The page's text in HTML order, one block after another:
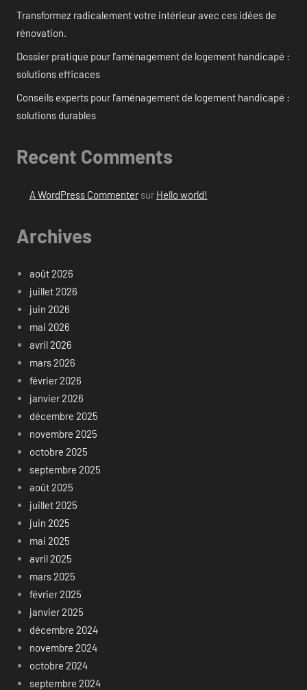
Transformez radicalement votre intérieur avec ces idées de
rénovation.
Dossier pratique pour l’aménagement de logement handicapé :
solutions efficaces
Conseils experts pour l’aménagement de logement handicapé :
solutions durables
Recent Comments
A WordPress Commentersur Hello world!
Archives
août 2026
juillet 2026
juin 2026
mai 2026
avril 2026
mars 2026
février 2026
janvier 2026
décembre 2025
novembre 2025
octobre 2025
septembre 2025
août 2025
juillet 2025
juin 2025
mai 2025
avril 2025
mars 2025
février 2025
janvier 2025
décembre 2024
novembre 2024
octobre 2024
septembre 2024